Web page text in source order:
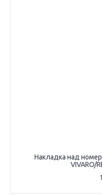
Накладка над
VIVARO/